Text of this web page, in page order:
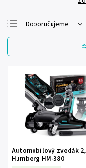
Doporučujeme
Nejlevnější
Nejdražší
Abecedně
Automobilový zvedák
Humberg HM-380